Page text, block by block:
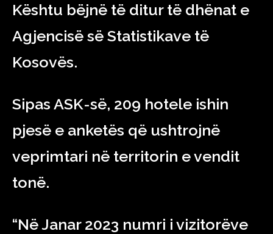
Kështu bëjnë të ditur të dhënat e
Agjencisë së Statistikave të
Kosovës.
Sipas ASK-së, 209 hotele ishin
pjesë e anketës që ushtrojnë
veprimtari në territorin e vendit
tonë.
“Në Janar 2023 numri i vizitorëve